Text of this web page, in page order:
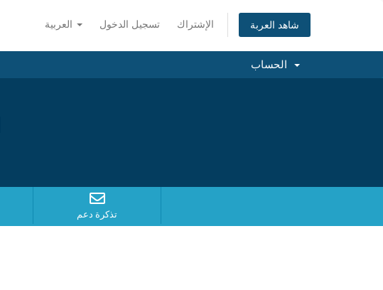
تسجيل الدخول الإشتراك شاهد العربة
تذكرة دعم